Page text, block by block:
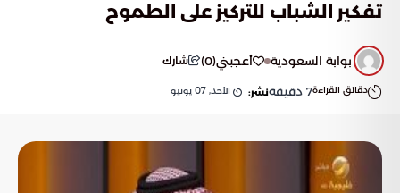
تفكير الشباب للتركيز على الطموح
بوابة السعودية أعجبني(
0
) شارك
دقائق القراءة7 دقيقةنشر: الأحد, 07 يونيو